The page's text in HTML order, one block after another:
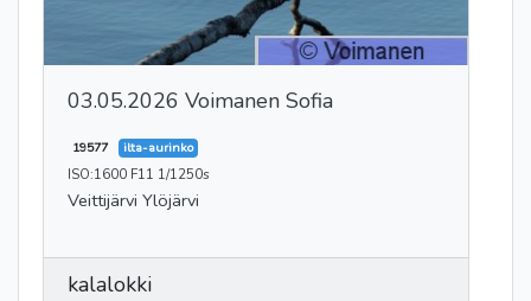
03.05.2026 Voimanen Sofia
19577 ilta-aurinko
ISO:1600 F11 1/1250s
Veittijärvi Ylöjärvi
kalalokki